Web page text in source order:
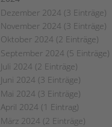
Dezember 2024 (3 Einträge)
November 2024 (3 Einträge)
Oktober 2024 (2 Einträge)
September 2024 (5 Einträge)
Juli 2024 (2 Einträge)
Juni 2024 (3 Einträge)
Mai 2024 (3 Einträge)
April 2024 (1 Eintrag)
März 2024 (2 Einträge)